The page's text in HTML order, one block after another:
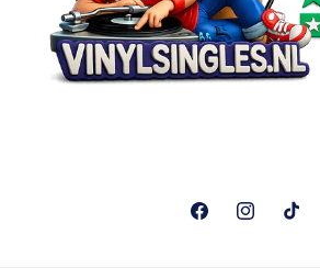
FacebookInstagramTikTok